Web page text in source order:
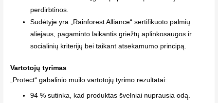
perdirbtinos.
Sudėtyje yra „Rainforest Alliance“ sertifikuoto palmių
aliejaus, pagaminto laikantis griežtų aplinkosaugos ir
socialinių kriterijų bei taikant atsekamumo principą.
Vartotojų tyrimas
„Protect“ gabalinio muilo vartotojų tyrimo rezultatai:
94 % sutinka, kad produktas švelniai nuprausia odą.